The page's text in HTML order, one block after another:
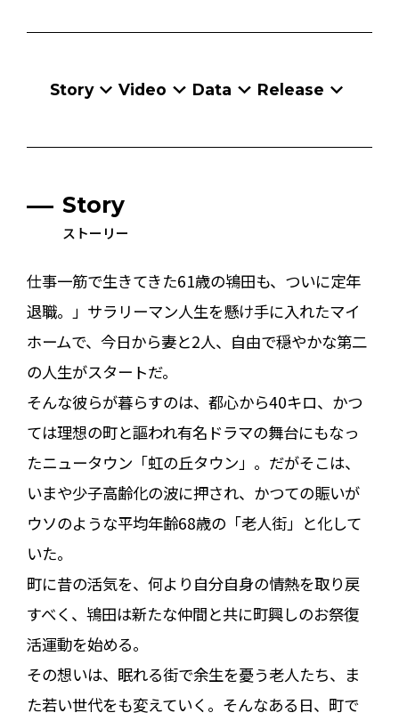
Story Video Data Release
Story
ストーリー
仕事一筋で生きてきた61歳の鴇田も、ついに定年
退職。」サラリーマン人生を懸け手に入れたマイ
ホームで、今日から妻と2人、自由で穏やかな第二
の人生がスタートだ。
そんな彼らが暮らすのは、都心から40キロ、かつ
ては理想の町と謳われ有名ドラマの舞台にもなっ
たニュータウン「虹の丘タウン」。だがそこは、
いまや少子高齢化の波に押され、かつての賑いが
ウソのような平均年齢68歳の「老人街」と化して
いた。
町に昔の活気を、何より自分自身の情熱を取り戻
すべく、鴇田は新たな仲間と共に町興しのお祭復
活運動を始める。
その想いは、眠れる街で余生を憂う老人たち、ま
た若い世代をも変えていく。そんなある日、町で